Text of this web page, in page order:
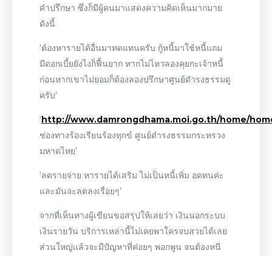
คำปรึกษา ซึ่งก็มีผู้คนมาแสดงความคิดเห็นมากมาย
ดังนี้
‘ต้องหารายได้อื่นมาทดแทนครับ กู้หนี้มาใช้หนี้แถม
มีดอกเบี้ยยังไงก็ฟื้นยาก หากไม่ไหวลองคุยกะเจ้าหนี้
ก่อนหากเขาไม่ยอมก็ต้องลองปรึกษาศูนย์ดำรงธรรมดู
ครับ’
‘http://www.damrongdhama.moi.go.th/home/
ช่องทางร้องเรียนร้องทุกข์ ศูนย์ดำรงธรรมกระทรวง
มหาดไทย’
‘ลดรายจ่าย หารายได้เสริม ไม่เป็นหนี้เพิ่ม อดทนค่ะ
และมันจะลดลงเรื่อยๆ’
จากที่เห็นทางผู้เขียนขอสรุปให้เลยว่า เงินนอกระบบ
เงินรายวัน บริการเหล่านี้ไม่เคยพาใครจบสวยได้เลย
ส่วนใหญ่แล้วจะมีปัญหาที่ค่อยๆ พอกพูน จนต้องหนี